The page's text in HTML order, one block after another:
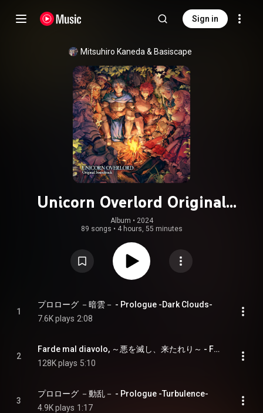
Sign in
Mitsuhiro Kaneda & Basiscape
Unicorn Overlord Original
Soundtrack
Album • 2024
89 songs • 4 hours, 55 minutes
1
プロローグ －暗雲－ - Prologue -Dark Clouds-
7.6K plays 2:08
2
Farde mal diavolo, ～悪を滅し、来たれり～ - Farde mal diavolo -Destroy Evil, then Come-
128K plays 5:10
3
プロローグ －動乱－ - Prologue -Turbulence-
4.9K plays 1:17